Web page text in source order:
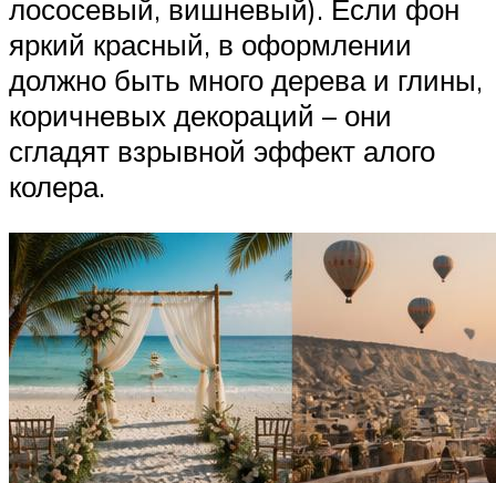
лососевый, вишневый). Если фон
яркий красный, в оформлении
должно быть много дерева и глины,
коричневых декораций – они
сгладят взрывной эффект алого
колера.